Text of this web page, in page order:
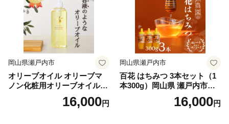
岡山県瀬戸内市
オリーブオイル オリーブマ
ノン化粧用オリーブオイル 2
00ml オリーブ オイル 美容
スキンケア 化粧用 油 オリー
16,000円
岡山県瀬戸内市
百花 はちみつ 3本セット（1
本300g）岡山県 瀬戸内市産
石黒農園 ヨーグルト パン 砂
糖の代わり 香り高い いい香
16,000円